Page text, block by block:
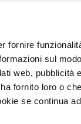
fornire
sul
web, pubblicità
fornito loro o
se continua